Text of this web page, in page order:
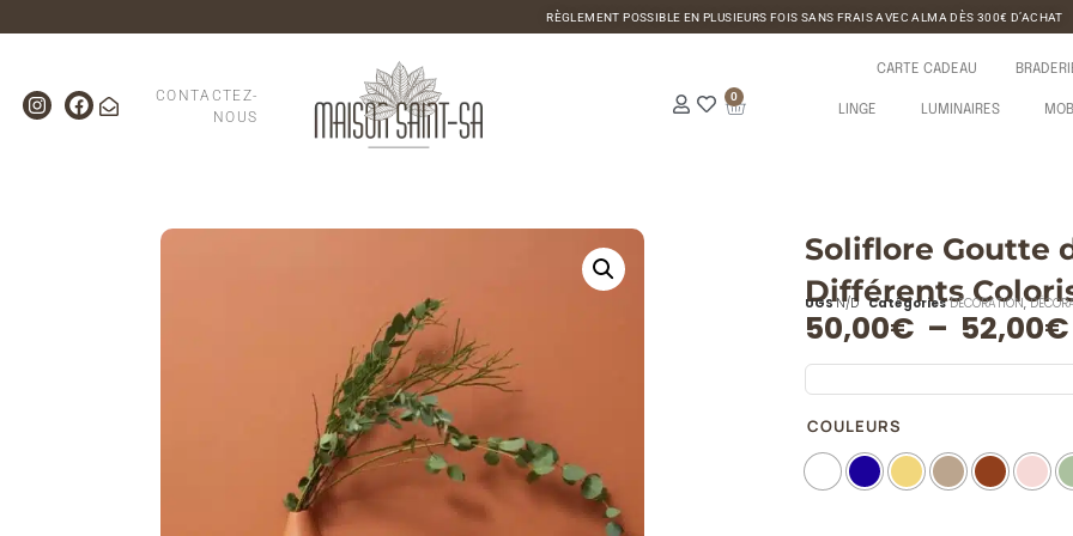
RÈGLEMENT POSSIBLE EN PLUSIEURS FOIS SANS FRAIS AVEC ALMA DÈS 300€ D’ACHAT
CONTACTEZ-
NOUS
0
CARTE CADEAU
LINGE LUMINAIRES
Soliflore Goutte
Différents
UGSN/D Catégories DÉCORATION,
50,00€ – 52,00€
COULEURS